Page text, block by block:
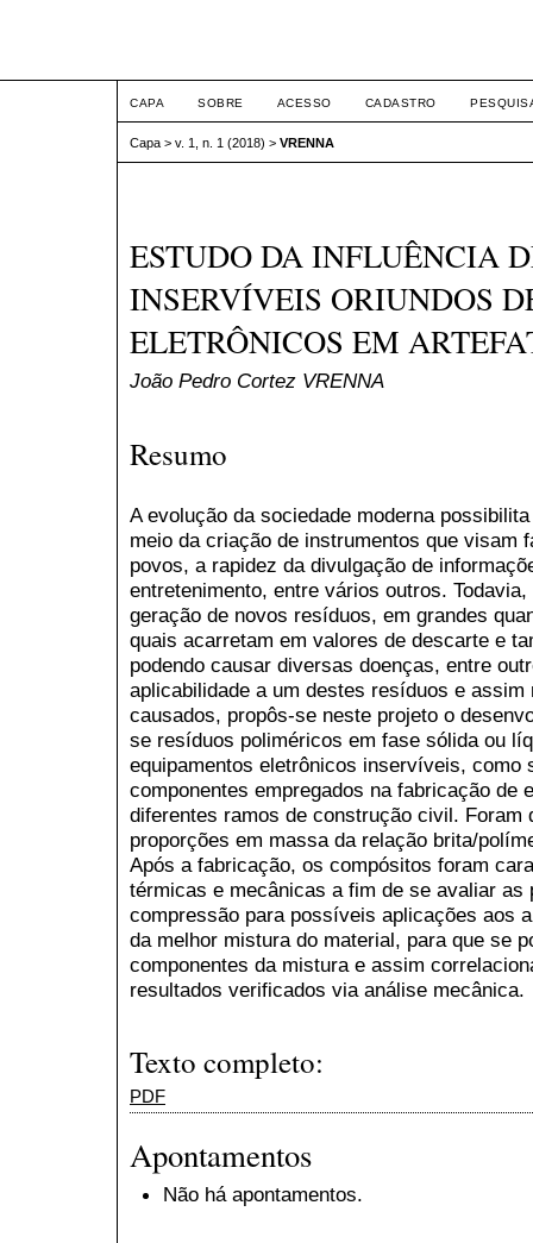
CAPA SOBRE ACESSO CADASTRO
Capa > v. 1, n. 1 (2018) > VRENNA
ESTUDO DA INFLUÊNCIA
INSERVÍVEIS ORIUNDOS
ELETRÔNICOS EM
João Pedro Cortez VRENNA
Resumo
A evolução da sociedade moderna
meio da criação de instrumentos que visam
povos, a rapidez da divulgação de
entretenimento, entre vários outros.
geração de novos resíduos, em grandes
quais acarretam em valores de descarte e
podendo causar diversas doenças, entre
aplicabilidade a um destes resíduos e
causados, propôs-se neste projeto o
se resíduos poliméricos em fase sólida ou
equipamentos eletrônicos inservíveis, como
componentes empregados na fabricação de
diferentes ramos de construção civil. Foram
proporções em massa da relação brita/
Após a fabricação, os compósitos foram
térmicas e mecânicas a fim de se avaliar as
compressão para possíveis aplicações aos
da melhor mistura do material, para que se
componentes da mistura e assim
resultados verificados via análise mecânica.
Texto completo:
PDF
Apontamentos
Não há apontamentos.